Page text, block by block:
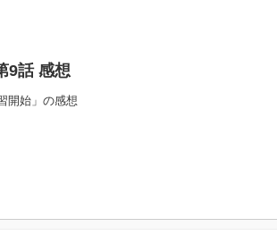
9話 感想
開始」の感想